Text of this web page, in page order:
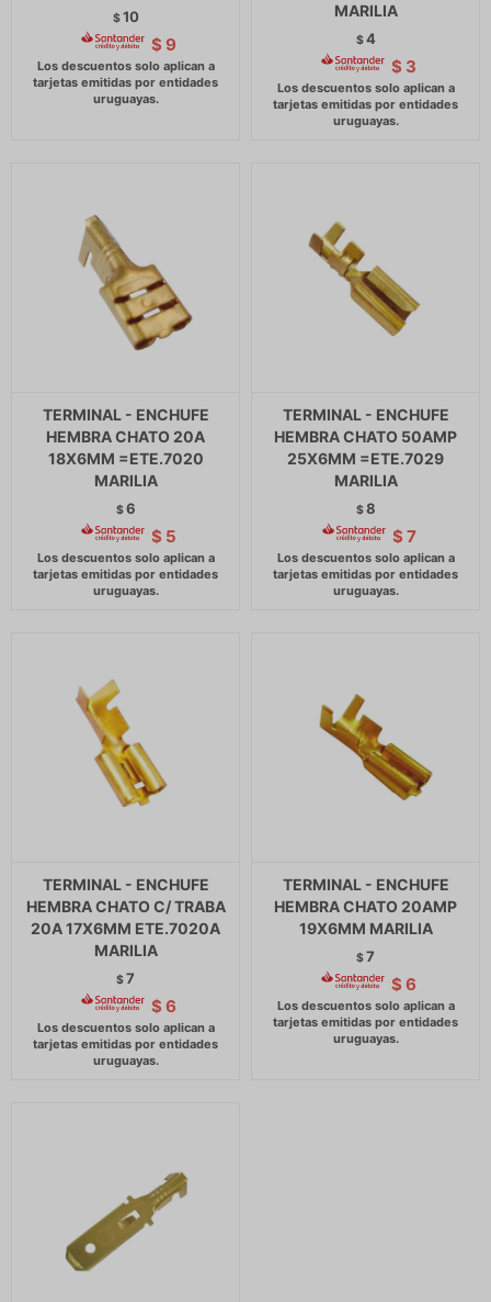
$10
$ 9
MARILIA
$4
$ 3
TERMINAL - ENCHUFE
HEMBRA CHATO 20A
18X6MM =ETE.7020
MARILIA
$6
$ 5
TERMINAL - ENCHUFE
HEMBRA CHATO 50AMP
25X6MM =ETE.7029
MARILIA
$8
$ 7
TERMINAL - ENCHUFE
HEMBRA CHATO C/ TRABA
20A 17X6MM ETE.7020A
MARILIA
$7
$ 6
TERMINAL - ENCHUFE
HEMBRA CHATO 20AMP
19X6MM MARILIA
$7
$ 6